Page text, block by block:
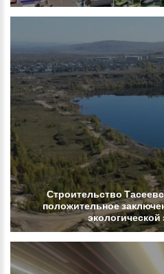
Строительство
положительное
экологической